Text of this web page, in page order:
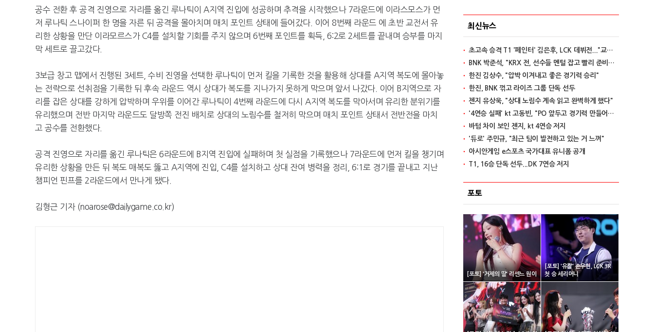
공수 전환 후 공격 진영으로 자리를 옮긴 루나틱이 A지역 진입에 성공하며 추격을 시작했으나 7라운드에 이라스모스가 먼
저 루나틱 스나이퍼 한 명을 자른 뒤 공격을 몰아치며 매치 포인트 상태에 들어갔다. 이어 8번째 라운드 에 초반 교전서 유
리한 상황을 만단 이라모르스가 C4를 설치할 기회를 주지 않으며 6번째 포인트를 획득, 6:2로 2세트를 끝내며 승부를 마지
막 세트로 끌고갔다.
3보급 창고 맵에서 진행된 3세트, 수비 진영을 선택한 루나틱이 먼저 킬을 기록한 것을 활용해 상대를 A지역 복도에 몰아놓
는 전략으로 선취점을 기록한 뒤 후속 라운드 역시 상대가 복도를 지나가지 못하게 막으며 앞서 나갔다. 이어 B지역으로 자
리를 잡은 상대를 강하게 압박하며 우위를 이어간 루나틱이 4번째 라운드에 다시 A지역 복도를 막아서며 유리한 분위기를
유리했으며 전반 마지막 라운드도 달방쪽 전진 배치로 상대의 노림수를 철저히 막으며 매치 포인트 상태서 전반전을 마치
고 공수를 전환했다.
공격 진영으로 자리를 옮긴 루나틱은 6라운드에 B지역 진입에 실패하며 첫 실점을 기록했으나 7라운드에 먼저 킬을 챙기며
유리한 상황을 만든 뒤 복도 매복도 뚫고 A지역에 진입, C4를 설치하고 상대 잔여 병력을 정리, 6:1로 경기를 끝내고 지난
챔피언 핀프를 2라운드에서 만나게 됐다.
김형근 기자 (noarose@dailygame.co.kr)
최신뉴스
초고속 승격 T1 '페인터' 김은후, LCK 데뷔전..."교전서 돋보이는 실력"
BNK 박준석, "KRX 전, 선수들 멘털 잡고 빨리 준비할 것"
한진 김상수, "압박 이겨내고 좋은 경기력 승리"
한진, BNK 꺾고 라이즈 그룹 단독 선두
젠지 유상욱, "상대 노림수 계속 읽고 완벽하게 했다"
'4연승 실패' kt 고동빈, "PO 앞두고 경기력 만들어가는 단계"
바텀 차이 보인 젠지, kt 4연승 저지
'듀로' 주민규, "최근 팀이 발전하고 있는 거 느껴"
아시안게임 e스포츠 국가대표 유니폼 공개
T1, 16승 단독 선두...DK 7연승 저지
포토
[포토] '거제의 딸' 리센느 원이
[포토] '유칼' 손우현, LCK 3R
첫 승 세리머니